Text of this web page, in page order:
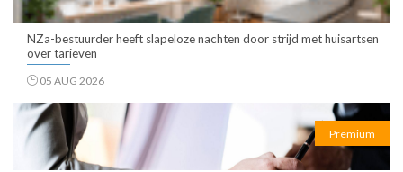
NZa-bestuurder heeft slapeloze nachten door strijd met huisartsen
over tarieven
05 AUG 2026
Premium